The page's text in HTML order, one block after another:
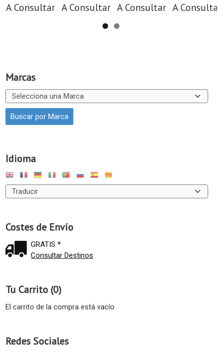
Marcas
Idioma
Costes de Envío
GRATIS *
Consultar Destinos
Tu Carrito (0)
El carrito de la compra está vacío
Redes Sociales
A Consultar A Consultar A Consultar A Consultar